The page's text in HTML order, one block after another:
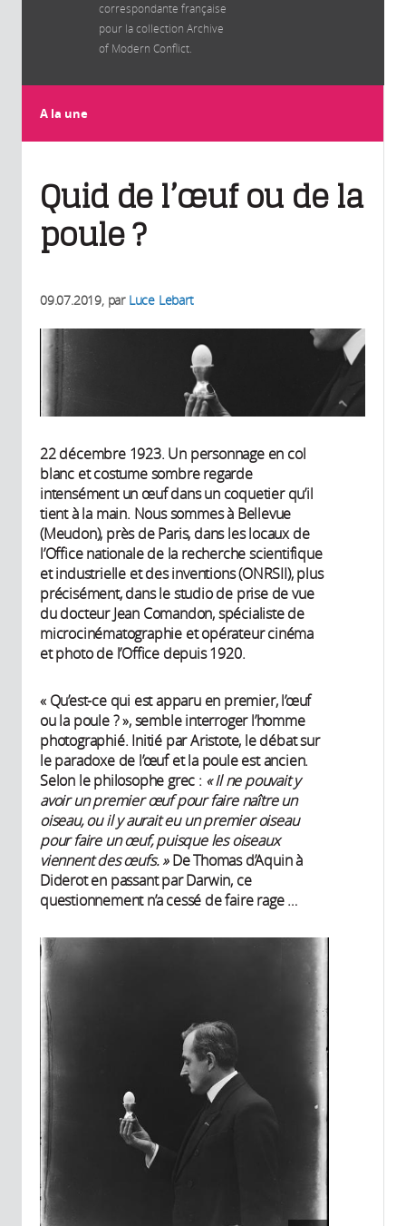
correspondante française
pour la collection Archive
of Modern Conflict.
A la une
Quid de l’œuf ou de la
poule ?
09.07.2019, par Luce Lebart
22 décembre 1923. Un personnage en col
blanc et costume sombre regarde
intensément un œuf dans un coquetier qu’il
tient à la main. Nous sommes à Bellevue
(Meudon), près de Paris, dans les locaux de
l’Office nationale de la recherche scientifique
et industrielle et des inventions (ONRSII), plus
précisément, dans le studio de prise de vue
du docteur Jean Comandon, spécialiste de
microcinématographie et opérateur cinéma
et photo de l’Office depuis 1920.
« Qu’est-ce qui est apparu en premier, l’œuf
ou la poule ? », semble interroger l’homme
photographié. Initié par Aristote, le débat sur
le paradoxe de l’œuf et la poule est ancien.
Selon le philosophe grec : «Il ne pouvait y
avoir un premier œuf pour faire naître un
oiseau, ou il y aurait eu un premier oiseau
pour faire un œuf, puisque les oiseaux
viennent des œufs.»De Thomas d’Aquin à
Diderot en passant par Darwin, ce
questionnement n’a cessé de faire rage …